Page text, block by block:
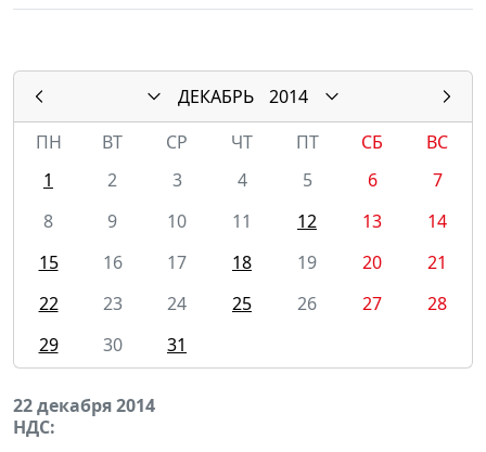
ДЕКАБРЬ
2014
ПН
ВТ СР ЧТ ПТ СБ
ВС
1
2 3 4 5 6
7
8
9 10 11 12 13
14
15
16 17 18 19 20
21
22
23 24 25 26 27
28
29
30 31
22 декабря 2014
НДС: